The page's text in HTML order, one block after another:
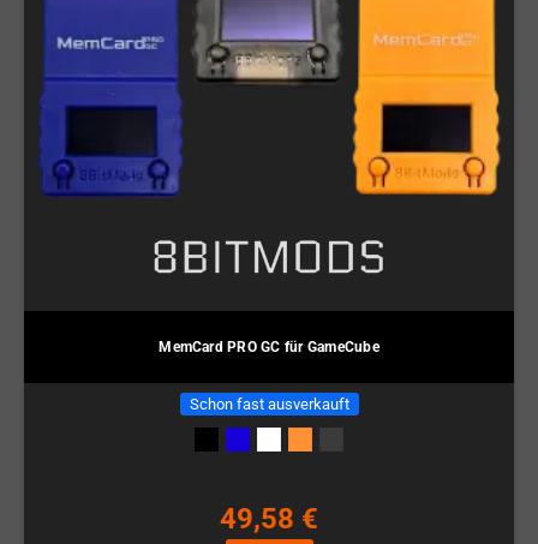
MemCard PRO GC für GameCube
Schon fast ausverkauft
49,58 €